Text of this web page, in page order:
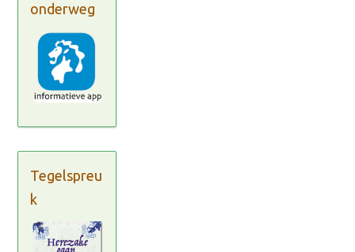
onderweg
Tegelspreu
k